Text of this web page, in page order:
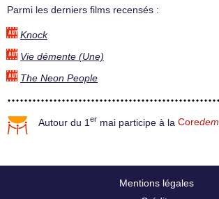
Parmi les derniers films recensés :
Knock
Vie démente (Une)
The Neon People
Autour du 1 er mai participe à la Coredem
Mentions légales